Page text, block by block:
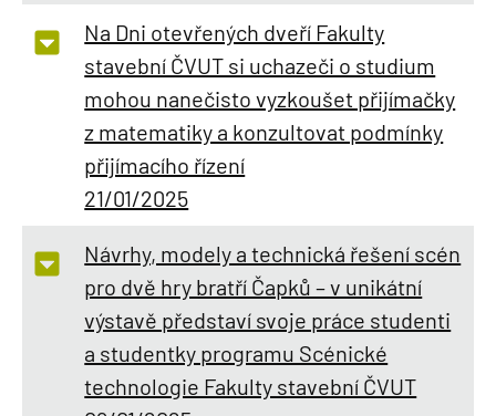
Na Dni otevřených dveří Fakulty
stavební ČVUT si uchazeči o studium
mohou nanečisto vyzkoušet přijímačky
z matematiky a konzultovat podmínky
přijímacího řízení
21/01/2025
Návrhy, modely a technická řešení scén
pro dvě hry bratří Čapků – v unikátní
výstavě představí svoje práce studenti
a studentky programu Scénické
technologie Fakulty stavební ČVUT